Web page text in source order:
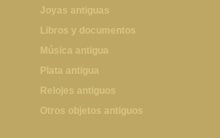
Otros artículos militares
Pintura contemporánea
Grabados antiguos y mapas
Cámaras antiguas
Joyas antiguas
Joyas antiguas
Libros y documentos
Libros antiguos
Fotografia antigua
Publicaciones antiguas
Música antigua
Gramófonos antiguos
Cajas de música antiguas
Radios antiguas
Plata antigua
Plata antigua
Relojes antiguos
Relojes sobremesa antiguos
Otros objetos antiguos